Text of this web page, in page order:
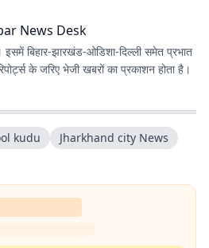
News Desk
बिहार-झारखंड-ओडिशा-दिल्‍ली समेत प्रभात
के जरिए भेजी खबरों का प्रकाशन होता है।
kudu
Jharkhand city News